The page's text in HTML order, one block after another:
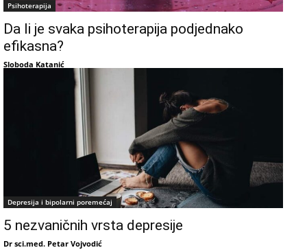
Psihoterapija
Da li je svaka psihoterapija podjednako
efikasna?
Sloboda Katanić
Depresija i bipolarni poremećaj
5 nezvaničnih vrsta depresije
Dr sci.med. Petar Vojvodić